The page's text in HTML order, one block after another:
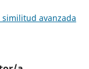
avanzada